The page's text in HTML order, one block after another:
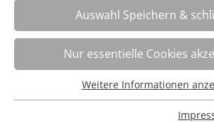
Systemischer Umgang mit
Auswahl Speichern &
Nur essentielle Cookies
Essentielle Cookies werden für
Weitere Informationen